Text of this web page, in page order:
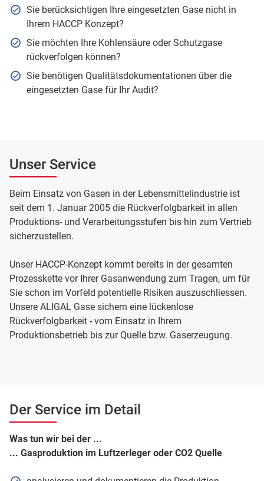
Sie berücksichtigen Ihre eingesetzten Gase nicht in
Ihrem HACCP Konzept?
Sie möchten Ihre Kohlensäure oder Schutzgase
rückverfolgen können?
Sie benötigen Qualitätsdokumentationen über die
eingesetzten Gase für Ihr Audit?
Unser Service
Beim Einsatz von Gasen in der Lebensmittelindustrie ist
seit dem 1. Januar 2005 die Rückverfolgbarkeit in allen
Produktions- und Verarbeitungsstufen bis hin zum Vertrieb
sicherzustellen.
Unser HACCP-Konzept kommt bereits in der gesamten
Prozesskette vor Ihrer Gasanwendung zum Tragen, um für
Sie schon im Vorfeld potentielle Risiken auszuschliessen.
Unsere ALIGAL Gase sichern eine lückenlose
Rückverfolgbarkeit - vom Einsatz in Ihrem
Produktionsbetrieb bis zur Quelle bzw. Gaserzeugung.
Der Service im Detail
Was tun wir bei der ...
... Gasproduktion im Luftzerleger oder CO2 Quelle